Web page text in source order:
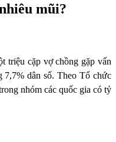
mũi?
triệu cặp vợ chồng gặp vấn
7,7% dân số. Theo Tổ chức
nhóm các quốc gia có tỷ